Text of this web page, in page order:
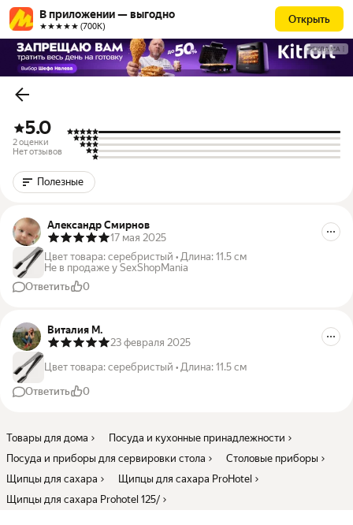
В приложении — выгодно
★★★★★ (700К)
Открыть
РЕКЛАМА
5.0
2 оценки
Нет отзывов
Полезные
Александр Смирнов
17 мая 2025
Цвет товара: серебристый • Длина: 11.5 см
Не в продаже у SexShopMania
Ответить
0
Виталия М.
23 февраля 2025
Цвет товара: серебристый • Длина: 11.5 см
Ответить 0
Товары для дома
Посуда и кухонные принадлежности
Посуда и приборы для сервировки стола
Столовые приборы
Щипцы для сахара
Щипцы для сахара ProHotel
Щипцы для сахара Prohotel 125/